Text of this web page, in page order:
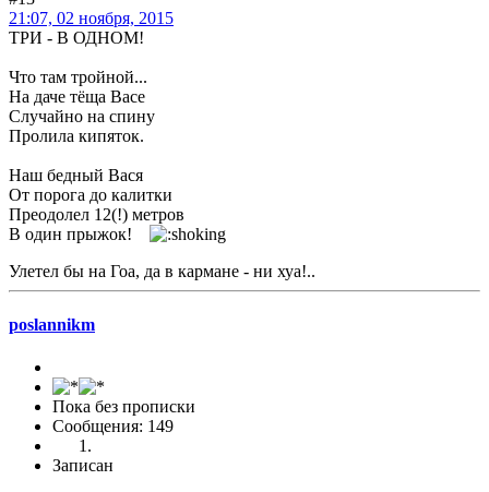
21:07, 02 ноября, 2015
ТРИ - В ОДНОМ!
Что там тройной...
На даче тёща Васе
Случайно на спину
Пролила кипяток.
Наш бедный Вася
От порога до калитки
Преодолел 12(!) метров
В один прыжок!
Улетел бы на Гоа, да в кармане - ни хуа!..
poslannikm
Пока без прописки
Сообщения: 149
Записан